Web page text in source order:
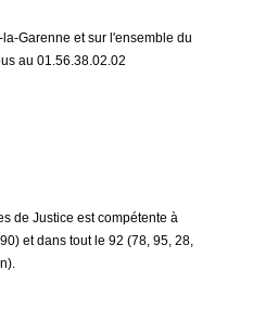
Garenne et sur l'ensemble du
au 01.56.38.02.02
de Justice est compétente à
et dans tout le 92 (78, 95, 28,